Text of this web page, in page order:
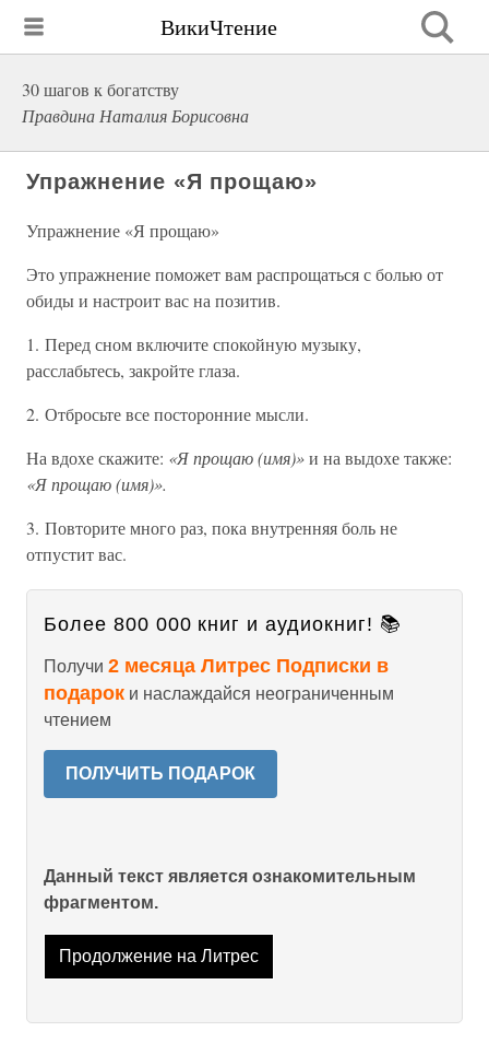
ВикиЧтение
30 шагов к богатству
Правдина Наталия Борисовна
Упражнение «Я прощаю»
Упражнение «Я прощаю»
Это упражнение поможет вам распрощаться с болью от
обиды и настроит вас на позитив.
1. Перед сном включите спокойную музыку,
расслабьтесь, закройте глаза.
2. Отбросьте все посторонние мысли.
На вдохе скажите: «Я прощаю (имя)»и на выдохе также:
«Я прощаю (имя)».
3. Повторите много раз, пока внутренняя боль не
отпустит вас.
Более 800 000 книг и аудиокниг! 📚
Получи 2 месяца Литрес Подписки в
подарок и наслаждайся неограниченным
чтением
ПОЛУЧИТЬ ПОДАРОК
Данный текст является ознакомительным
фрагментом.
Продолжение на Литрес